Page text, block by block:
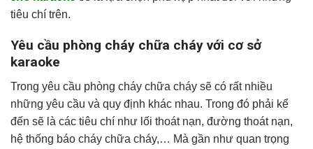
tiêu chí trên.
Yêu cầu phòng cháy chữa cháy với cơ sở
karaoke
Trong yêu cầu phòng cháy chữa cháy sẽ có rất nhiều
những yêu cầu và quy định khác nhau. Trong đó phải kể
đến sẽ là các tiêu chí như lối thoát nạn, đường thoát nạn,
hệ thống báo cháy chữa cháy,… Mà gần như quan trọng